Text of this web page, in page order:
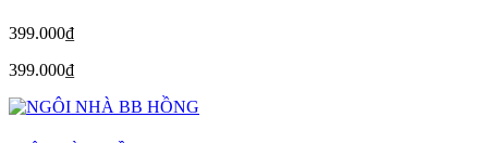
399.000₫
399.000₫